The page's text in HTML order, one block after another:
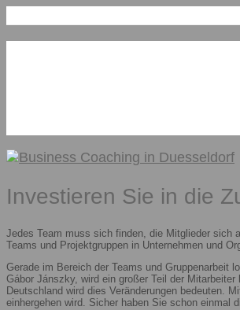
Investieren Sie in die
Jedes Team muss sich finden, die Mitglieder sich
Teams und Projektgruppen in Unternehmen und
Gerade im Bereich der Teams und Gruppenarbeit
Gábor Jánszky, wird ein großer Teil der
Deutschland wird dies Veränderungen bedeuten.
einhergehen wird. Sicher haben Sie schon einmal